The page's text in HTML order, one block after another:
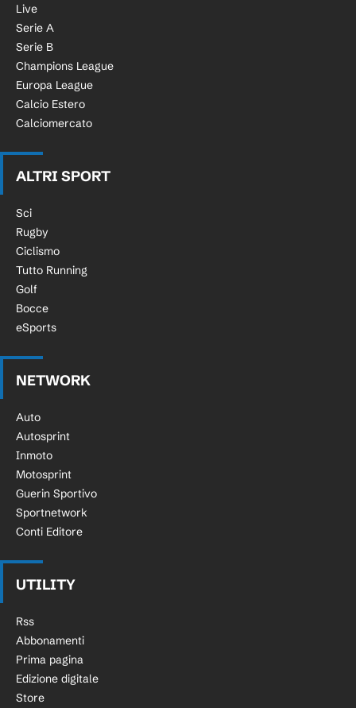
Live
Serie A
Serie B
Champions League
Europa League
Calcio Estero
Calciomercato
ALTRI SPORT
Sci
Rugby
Ciclismo
Tutto Running
Golf
Bocce
eSports
NETWORK
Auto
Autosprint
Inmoto
Motosprint
Guerin Sportivo
Sportnetwork
Conti Editore
UTILITY
Rss
Abbonamenti
Prima pagina
Edizione digitale
Store